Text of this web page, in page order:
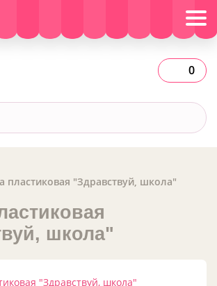
0
пластиковая "Здравствуй, школа"
школа"